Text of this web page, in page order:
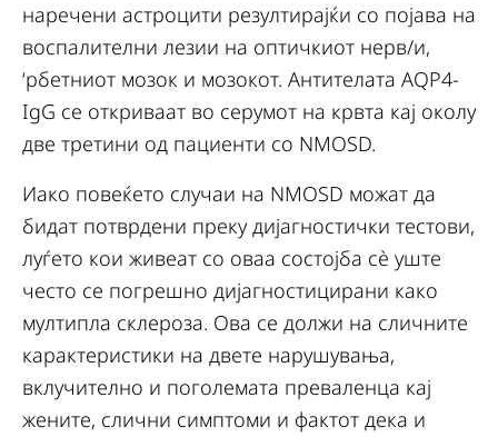
наречени астроцити резултирајќи со појава на
воспалителни лезии на оптичкиот нерв/и,
‘рбетниот мозок и мозокот. Антителата AQP4-
IgG се откриваат во серумот на крвта кај околу
две третини од пациенти со NMOSD.
Иако повеќето случаи на NMOSD можат да
бидат потврдени преку дијагностички тестови,
луѓето кои живеат со оваа состојба сè уште
често се погрешно дијагностицирани како
мултипла склероза. Ова се должи на сличните
карактеристики на двете нарушувања,
вклучително и поголемата преваленца кај
жените, слични симптоми и фактот дека и